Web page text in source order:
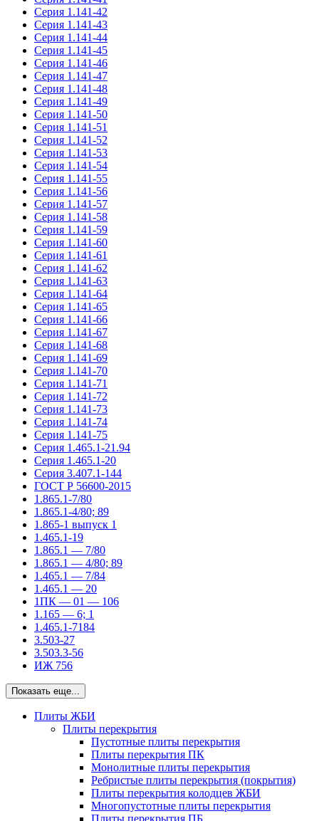
Серия 1.141-42
Серия 1.141-43
Серия 1.141-44
Серия 1.141-45
Серия 1.141-46
Серия 1.141-47
Серия 1.141-48
Серия 1.141-49
Серия 1.141-50
Серия 1.141-51
Серия 1.141-52
Серия 1.141-53
Серия 1.141-54
Серия 1.141-55
Серия 1.141-56
Серия 1.141-57
Серия 1.141-58
Серия 1.141-59
Серия 1.141-60
Серия 1.141-61
Серия 1.141-62
Серия 1.141-63
Серия 1.141-64
Серия 1.141-65
Серия 1.141-66
Серия 1.141-67
Серия 1.141-68
Серия 1.141-69
Серия 1.141-70
Серия 1.141-71
Серия 1.141-72
Серия 1.141-73
Серия 1.141-74
Серия 1.141-75
Серия 1.465.1-21.94
Серия 1.465.1-20
Серия 3.407.1-144
ГОСТ Р 56600-2015
1.865.1-7/80
1.865.1-4/80; 89
1.865-1 выпуск 1
1.465.1-19
1.865.1 — 7/80
1.865.1 — 4/80; 89
1.465.1 — 7/84
1.465.1 — 20
1ПК — 01 — 106
1.165 — 6; 1
1.465.1-7184
3.503-27
3.503.3-56
ИЖ 756
Показать еще...
Плиты ЖБИ
Плиты перекрытия
Пустотные плиты перекрытия
Плиты перекрытия ПК
Монолитные плиты перекрытия
Ребристые плиты перекрытия (покрытия)
Плиты перекрытия колодцев ЖБИ
Многопустотные плиты перекрытия
Плиты перекрытия ПБ